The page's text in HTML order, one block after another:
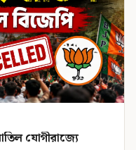
যোগীরাজ্যে